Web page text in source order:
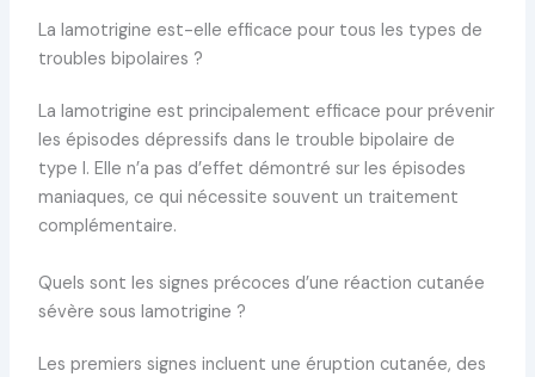
La lamotrigine est-elle efficace pour tous les types de
troubles bipolaires ?
La lamotrigine est principalement efficace pour prévenir
les épisodes dépressifs dans le trouble bipolaire de
type I. Elle n’a pas d’effet démontré sur les épisodes
maniaques, ce qui nécessite souvent un traitement
complémentaire.
Quels sont les signes précoces d’une réaction cutanée
sévère sous lamotrigine ?
Les premiers signes incluent une éruption cutanée, des